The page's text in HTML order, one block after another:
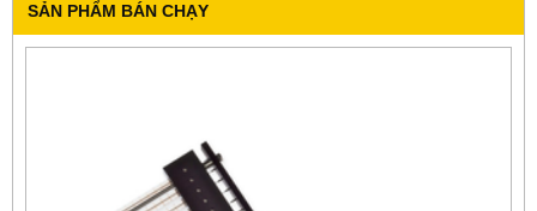
SẢN PHẨM BÁN CHẠY